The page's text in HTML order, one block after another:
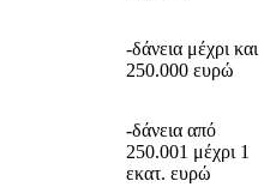
-δάνεια μέχρι και
250.000 ευρώ
-δάνεια από
250.001 μέχρι 1
εκατ. ευρώ